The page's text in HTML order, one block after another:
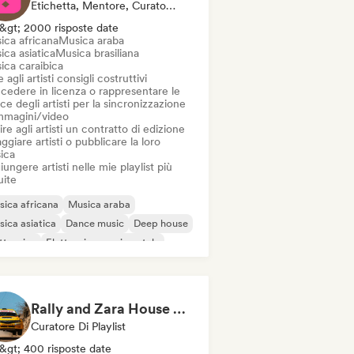
Etichetta, Mentore, Curatore Di Playlist, Editore, Sync Supervisor
2000 risposte date
africanaMusica araba
asiaticaMusica brasiliana
caraibica
agli artisti consigli costruttivi
in licenza o rappresentare le
degli artisti per la sincronizzazione
video
agli artisti un contratto di edizione
artisti o pubblicare la loro
artisti nelle mie playlist più
africana
Musica araba
asiatica
Dance music
Deep house
Elettronica sperimentale
Rally and Zara House 🏎️ (by Business House Playlists)
Curatore Di Playlist
400 risposte date